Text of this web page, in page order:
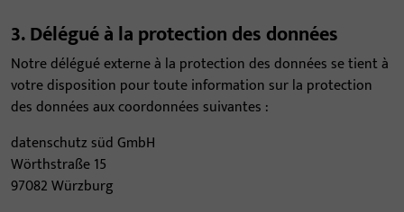
3. Délégué à la protection des données
Notre délégué externe à la protection des données se tient à
votre disposition pour toute information sur la protection
des données aux coordonnées suivantes :
datenschutz süd GmbH
Wörthstraße 15
97082 Würzburg